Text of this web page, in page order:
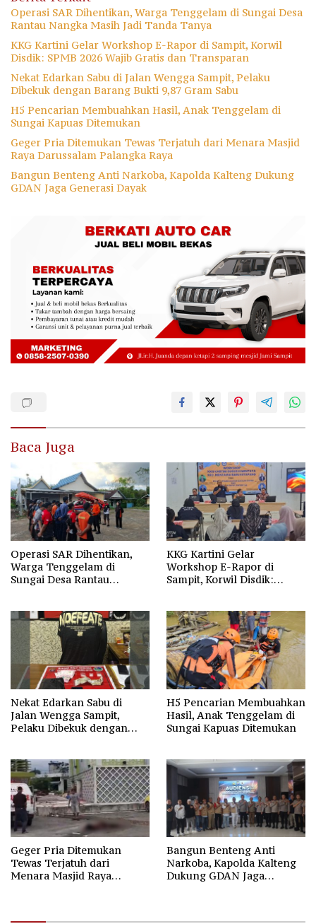
Operasi SAR Dihentikan, Warga Tenggelam di Sungai Desa
Rantau Nangka Masih Jadi Tanda Tanya
KKG Kartini Gelar Workshop E-Rapor di Sampit, Korwil
Disdik: SPMB 2026 Wajib Gratis dan Transparan
Nekat Edarkan Sabu di Jalan Wengga Sampit, Pelaku
Dibekuk dengan Barang Bukti 9,87 Gram Sabu
H5 Pencarian Membuahkan Hasil, Anak Tenggelam di
Sungai Kapuas Ditemukan
Geger Pria Ditemukan Tewas Terjatuh dari Menara Masjid
Raya Darussalam Palangka Raya
Bangun Benteng Anti Narkoba, Kapolda Kalteng Dukung
GDAN Jaga Generasi Dayak
Baca Juga
Operasi SAR Dihentikan,
Warga Tenggelam di
Sungai Desa Rantau
KKG Kartini Gelar
Workshop E-Rapor di
Sampit, Korwil Disdik:
Nekat Edarkan Sabu di
Jalan Wengga Sampit,
Pelaku Dibekuk dengan
H5 Pencarian Membuahkan
Hasil, Anak Tenggelam di
Sungai Kapuas Ditemukan
Geger Pria Ditemukan
Tewas Terjatuh dari
Menara Masjid Raya
Bangun Benteng Anti
Narkoba, Kapolda Kalteng
Dukung GDAN Jaga